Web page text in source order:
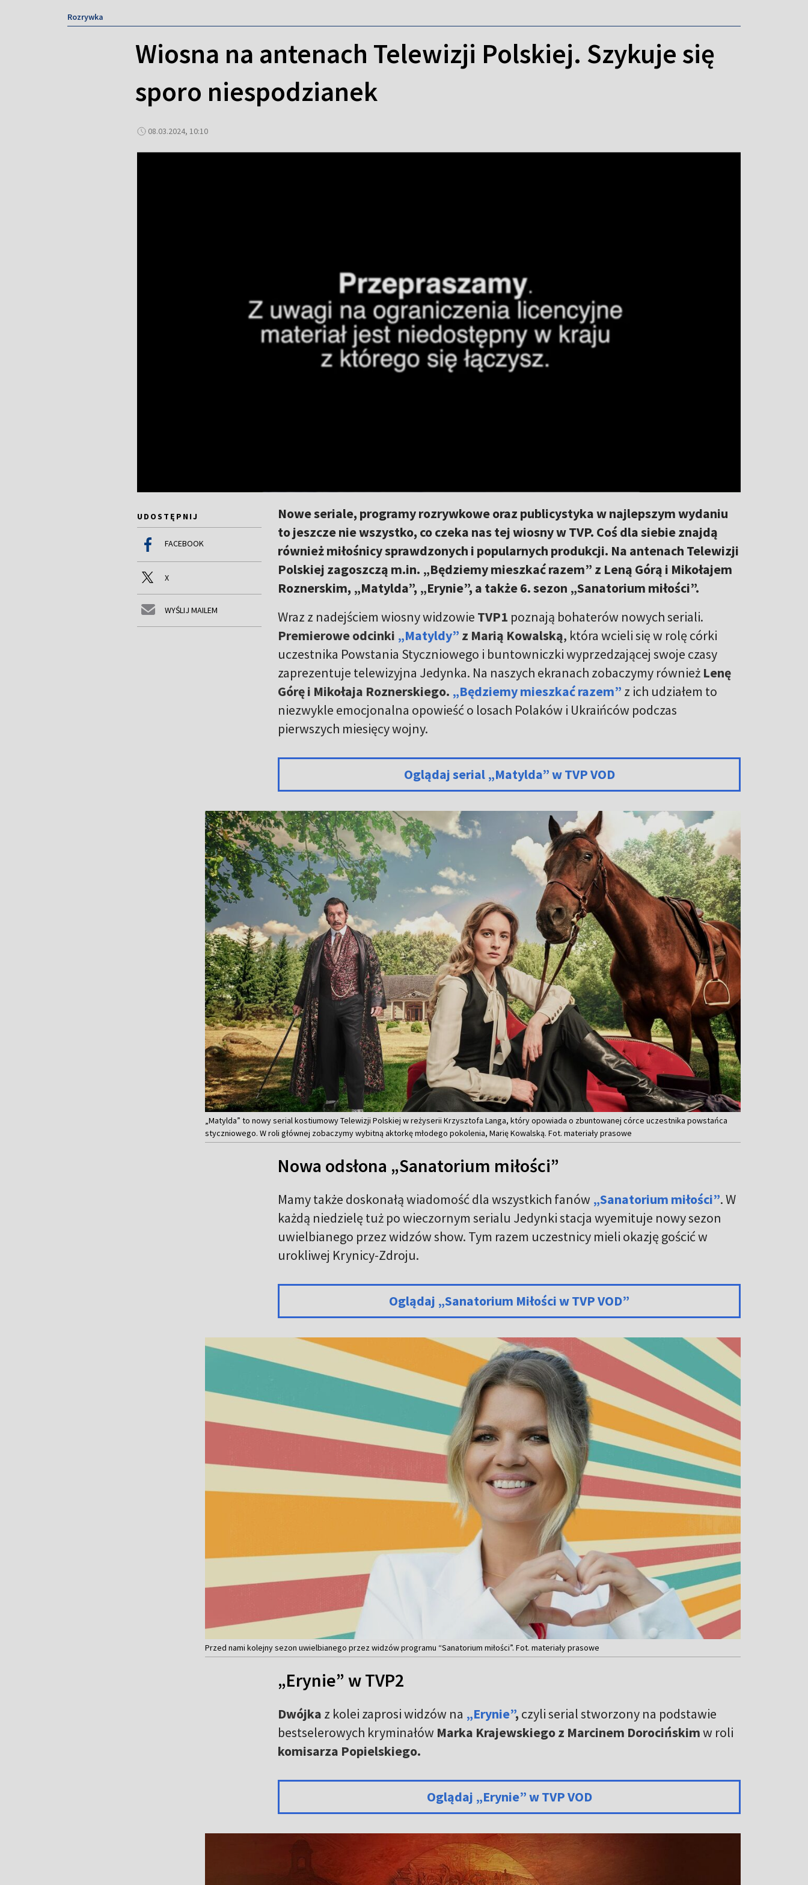
Rozrywka
Wiosna na antenach Telewizji Polskiej. Szykuje się
sporo niespodzianek
08.03.2024, 10:10
UDOSTĘPNIJ
FACEBOOK
X
WYŚLIJ MAILEM
Nowe seriale, programy rozrywkowe oraz publicystyka w najlepszym wydaniu
to jeszcze nie wszystko, co czeka nas tej wiosny w TVP. Coś dla siebie znajdą
również miłośnicy sprawdzonych i popularnych produkcji. Na antenach Telewizji
Polskiej zagoszczą m.in. „Będziemy mieszkać razem” z Leną Górą i Mikołajem
Roznerskim, „Matylda”, „Erynie”, a także 6. sezon „Sanatorium miłości”.
Wraz z nadejściem wiosny widzowie TVP1 poznają bohaterów nowych seriali.
Premierowe odcinki „Matyldy” z Marią Kowalską, która wcieli się w rolę córki
uczestnika Powstania Styczniowego i buntowniczki wyprzedzającej swoje czasy
zaprezentuje telewizyjna Jedynka. Na naszych ekranach zobaczymy również Lenę
Górę i Mikołaja Roznerskiego. „Będziemy mieszkać razem” z ich udziałem to
niezwykle emocjonalna opowieść o losach Polaków i Ukraińców podczas
pierwszych miesięcy wojny.
Oglądaj serial „Matylda” w TVP VOD
„Matylda” to nowy serial kostiumowy Telewizji Polskiej w reżyserii Krzysztofa Langa, który opowiada o zbuntowanej córce uczestnika powstańca
styczniowego. W roli głównej zobaczymy wybitną aktorkę młodego pokolenia, Marię Kowalską. Fot. materiały prasowe
Nowa odsłona „Sanatorium miłości”
Mamy także doskonałą wiadomość dla wszystkich fanów „Sanatorium miłości”. W
każdą niedzielę tuż po wieczornym serialu Jedynki stacja wyemituje nowy sezon
uwielbianego przez widzów show. Tym razem uczestnicy mieli okazję gościć w
urokliwej Krynicy-Zdroju.
Oglądaj „Sanatorium Miłości w TVP VOD”
Przed nami kolejny sezon uwielbianego przez widzów programu “Sanatorium miłości”. Fot. materiały prasowe
„Erynie” w TVP2
Dwójka z kolei zaprosi widzów na „Erynie”, czyli serial stworzony na podstawie
bestselerowych kryminałów Marka Krajewskiego z Marcinem Dorocińskimw roli
komisarza Popielskiego.
Oglądaj „Erynie” w TVP VOD